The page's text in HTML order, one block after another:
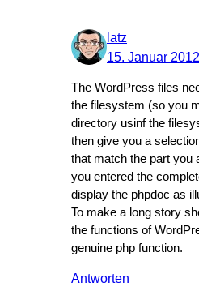
latz
15. Januar 2012
The WordPress files
the filesystem (so you
directory usinf the
then give you a
that match the part you
you entered the
display the phpdoc as
To make a long story
the functions of
genuine php function.
Antworten